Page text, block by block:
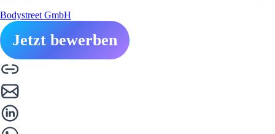
Bodystreet GmbH
Jetzt bewerben